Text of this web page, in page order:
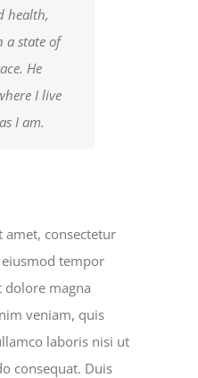
health,
a state of
He
I live
I am.
consectetur
tempor
magna
veniam, quis
laboris nisi ut
consequat. Duis